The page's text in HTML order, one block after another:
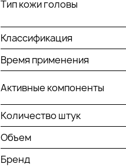
Тип кожи головы
Классификация
Время применения
Активные компоненты
Количество штук
Объем
Бренд